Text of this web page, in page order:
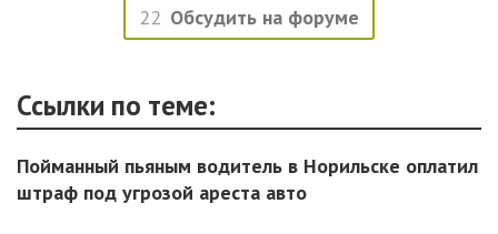
22 Обсудить на форуме
Ссылки по теме:
Пойманный пьяным водитель в Норильске оплатил
штраф под угрозой ареста авто